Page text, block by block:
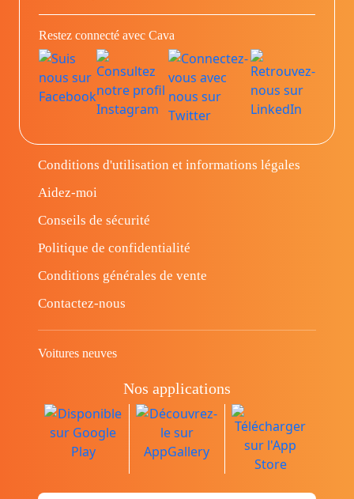
Restez connecté avec Cava
Conditions d'utilisation et informations légales
Aidez-moi
Conseils de sécurité
Politique de confidentialité
Conditions générales de vente
Contactez-nous
Voitures neuves
Nos applications